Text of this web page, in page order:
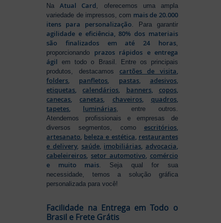
NaAtual Card , oferecemos uma ampla
variedade de impressos, com mais de 20.000
itens para personalização . Para garantir
agilidade e eficiência, 80% dos materiais
são finalizados em até 24 horas,
proporcionando prazos rápidos e entrega
ágil em todo o Brasil. Entre os principais
produtos, destacamos cartões de visita,
folders, panfletos, pastas, adesivos,
etiquetas,calendários, banners, copos,
canecas,canetas, chaveiros, quadros,
tapetes, luminárias , entre outros.
Atendemos profissionais e empresas de
diversos segmentos, como escritórios,
artesanato, beleza e estética, restaurantes
e delivery, saúde, imobiliárias, advocacia,
cabeleireiros, setor automotivo, comércio
e muito mais . Seja qual for sua
necessidade, temos a solução gráfica
personalizada para você!
Facilidade na Entrega em Todo o
Brasil e Frete Grátis